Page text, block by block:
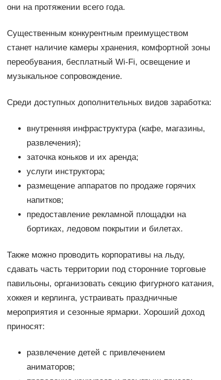
они на протяжении всего года.
Существенным конкурентным преимуществом
станет наличие камеры хранения, комфортной зоны
переобувания, бесплатный Wi-Fi, освещение и
музыкальное сопровождение.
Среди доступных дополнительных видов заработка:
внутренняя инфраструктура (кафе, магазины,
развлечения);
заточка коньков и их аренда;
услуги инструктора;
размещение аппаратов по продаже горячих
напитков;
предоставление рекламной площадки на
бортиках, ледовом покрытии и билетах.
Также можно проводить корпоративы на льду,
сдавать часть территории под сторонние торговые
павильоны, организовать секцию фигурного катания,
хоккея и керлинга, устраивать праздничные
мероприятия и сезонные ярмарки. Хороший доход
приносят:
развлечение детей с привлечением
аниматоров;